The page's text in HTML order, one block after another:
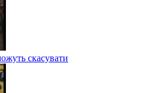
скасувати